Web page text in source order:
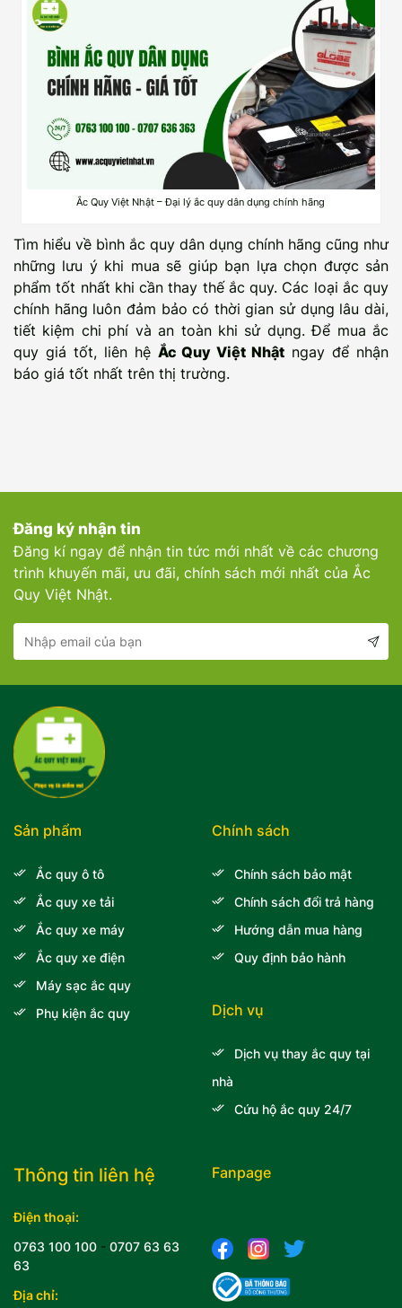
Ắc Quy Việt Nhật – Đại lý ắc quy dân dụng chính hãng
Tìm hiểu về bình ắc quy dân dụng chính hãng cũng như
những lưu ý khi mua sẽ giúp bạn lựa chọn được sản
phẩm tốt nhất khi cần thay thế ắc quy. Các loại ắc quy
chính hãng luôn đảm bảo có thời gian sử dụng lâu dài,
tiết kiệm chi phí và an toàn khi sử dụng. Để mua ắc
quy giá tốt, liên hệ Ắc Quy Việt Nhật ngay để nhận
báo giá tốt nhất trên thị trường.
Đăng ký nhận tin
Đăng kí ngay để nhận tin tức mới nhất về các chương
trình khuyến mãi, ưu đãi, chính sách mới nhất của Ắc
Quy Việt Nhật.
Thông tin liên hệ
Điện thoại:
0763 100 100 - 0707 63 63
63
Địa chỉ:
Sản phẩm
Ắc quy ô tô
Ắc quy xe tải
Ắc quy xe máy
Ắc quy xe điện
Máy sạc ắc quy
Phụ kiện ắc quy
Chính sách
Chính sách bảo mật
Chính sách đổi trả hàng
Hướng dẫn mua hàng
Quy định bảo hành
Dịch vụ
Dịch vụ thay ắc quy tại
nhà
Cứu hộ ắc quy 24/7
Fanpage